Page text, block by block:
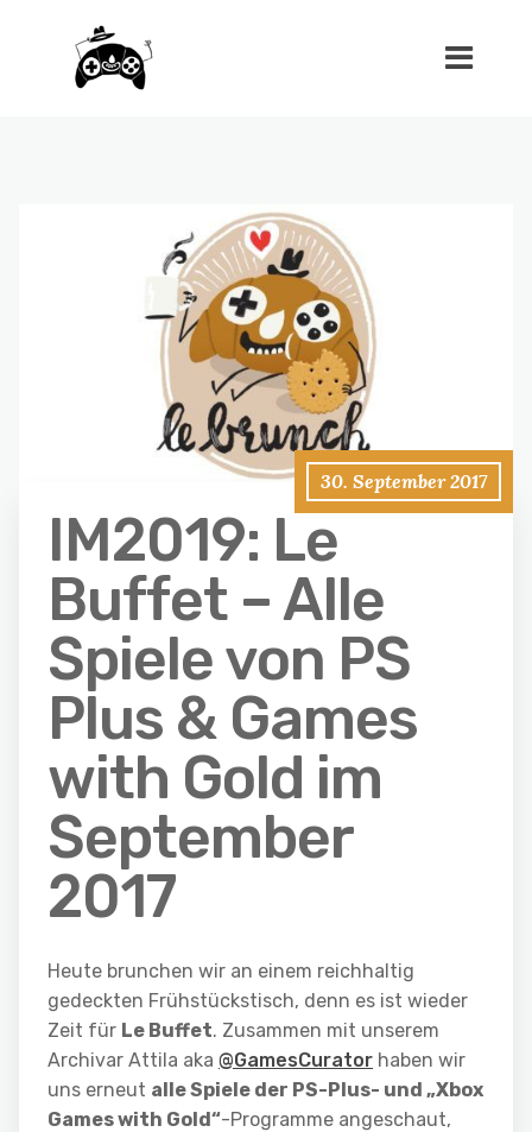
30. September 2017
IM2019: Le
Buffet – Alle
Spiele von PS
Plus & Games
with Gold im
September
2017
Heute brunchen wir an einem reichhaltig
gedeckten Frühstückstisch, denn es ist wieder
Zeit für Le Buffet. Zusammen mit unserem
Archivar Attila aka @GamesCurator haben wir
uns erneut alle Spiele der PS-Plus- und „Xbox
Games with Gold“-Programme angeschaut,